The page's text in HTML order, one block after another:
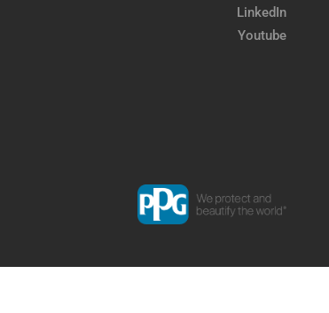
LinkedIn
Youtube